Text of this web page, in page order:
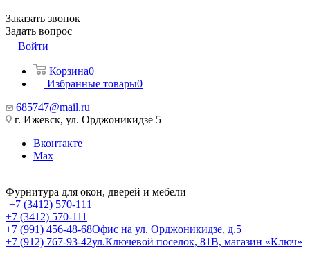
Заказать звонок
Задать вопрос
Войти
Корзина0
Избранные товары0
685747@mail.ru
г. Ижевск, ул. Орджоникидзе 5
Вконтакте
Max
Фурнитура для окон, дверей и мебели
+7 (3412) 570-111
+7 (3412) 570-111
+7 (991) 456-48-68Офис на ул. Орджоникидзе, д.5
+7 (912) 767-93-42ул.Ключевой поселок, 81В, магазин «Ключ»